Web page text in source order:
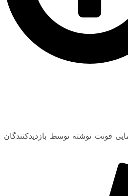
فونت نوشته توسط بازدیدکنندگان